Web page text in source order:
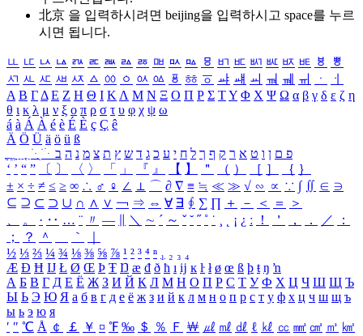
北京 을 입력하시려면 beijing을 입력하시고 space를 누르
시면 됩니다.
ㅥ ㅦ ㅧ ㅨ ㅩ ㅪ ㅫ ㅬ ㅭ ㅮ ㅯ ㅰ ㅱ ㅲ ㅳ ㅴ ㅵ ㅶ ㅷ ㅸ
ㅹ
ㅺ ㅻ ㅼ ㅽ ㅾ ㅿ ㆀ ㆁ ㆂ ㆃ ㆄ ㆅ ㆆ ㆇ ㆈ ㆉ ㆊ ㆋ ㆌ ㆍ
ㆎ
Α Β ΓΔ Ε Ζ Η Θ Ι ΚΛ Μ Ν Ξ Ο Π Ρ Σ ΤΥ Φ Χ Ψ Ω α β γ δ ε ζ η
θ ι κ λ μ ν ξ ο π ρ σ τ υ φ χ ψ ω
á à Á À é è É È ç Ç ê
Ä Ö Ü ä ö ü ß
ִֶֹ ֻּ ׁׂ פ ם ן ו ט א ר ק ף ך ל ח י ע כ ג ד ש ץ ת צ מ נ ה ב
‘ ’ “ ” 〔 〕 〈 〉 「 」 『 』 【 】 ＂ （ ） ［ ］ ｛ ｝
± × ÷ ≠ ≤ ≥ ∞ ∴ ♂ ♀ ∠ ⊥ ⌒ ∂ ∇ ≡ ≒ ≪ ≫ √ ∽ ∝ ∵ ∫ ∬ ∈ ∋
⊆ ⊇ ⊂ ⊃ ∪ ∩ ∧ ∨ ￢ ⇒ ⇔ ∀ ∃ ∮ ∑ ∏ ＋ － ＜ ＝
＞
、
。 · ‥ … ¨ 〃 ― ＼ ∼ ´ ～ ˇ ˘ ˝ ˚ ˙ ¸ ¡ ¿ ː ！ ＇ ， ． ／
：
；
？ ＾ ｀
½ ⅓ ⅔ ¼ ¾ ⅛ ⅜ ⅝ ⅞ ¹ ² ³ ⁴ ⁿ ₁ ₂ ₃ ₄
Æ Ð Ħ Ĳ Ł Ø Œ Þ Ŧ Ŋ æ đ ð ħ ı ĳ ĸ ŀ ł ø œ ß þ ŧ ŋ ŉ
А Б В Г Д Е Ё Ж З И Й К Л М Н О П Р С Т У Ф Х Ц Ч Ш Щ Ъ
Ы Ь Э Ю Я а б в г д е ё ж з и й к л м н о п р с т у ф х ц ч ш щ ъ
ы ь э ю я
′ ″ ℃ Å ￠ ￡ ￥ ¤ ℉ ‰ ＄ ％ Ｆ ￦ ㎕ ㎖ ㎗ ℓ ㎘ ㏄ ㎣ ㎤ ㎥ ㎦